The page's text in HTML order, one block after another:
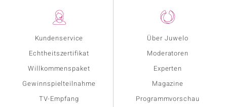
Kundenservice
Echtheitszertifikat
Willkommenspaket
Gewinnspielteilnahme
TV-Empfang
Über Juwelo
Moderatoren
Experten
Magazine
Programmvorschau